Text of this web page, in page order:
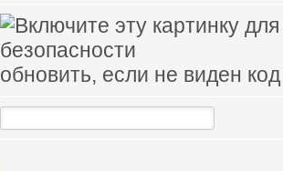
обновить, если не виден код